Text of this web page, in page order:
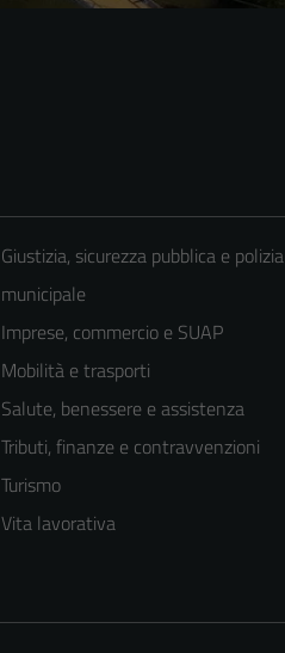
Giustizia, sicurezza pubblica e polizia
municipale
Imprese, commercio e SUAP
Mobilità e trasporti
Salute, benessere e assistenza
Tributi, finanze e contravvenzioni
Turismo
Vita lavorativa